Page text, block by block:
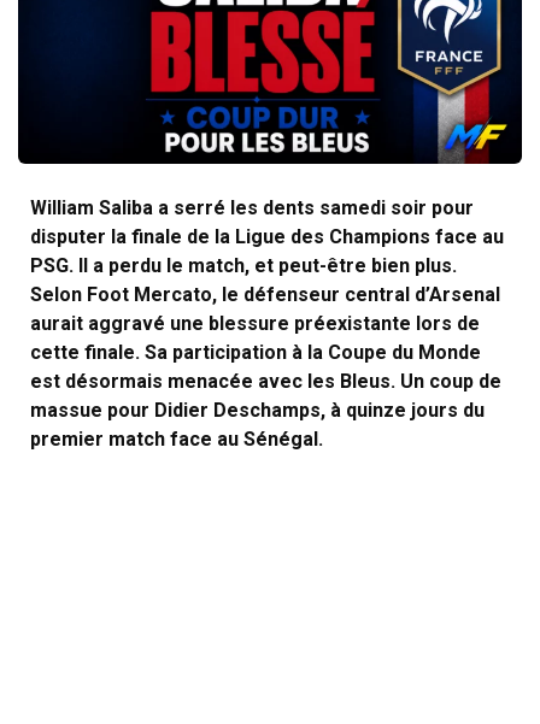
William Saliba a serré les dents samedi soir pour
disputer la finale de la Ligue des Champions face au
PSG. Il a perdu le match, et peut-être bien plus.
Selon Foot Mercato, le défenseur central d’Arsenal
aurait aggravé une blessure préexistante lors de
cette finale. Sa participation à la Coupe du Monde
est désormais menacée avec les Bleus. Un coup de
massue pour Didier Deschamps, à quinze jours du
premier match face au Sénégal.